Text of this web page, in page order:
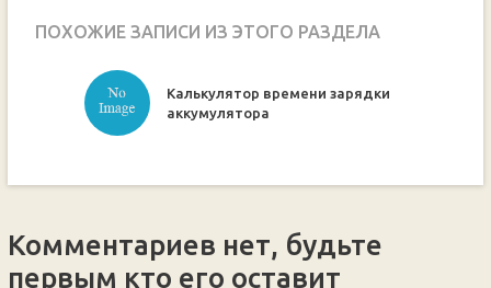
ПОХОЖИЕ ЗАПИСИ ИЗ ЭТОГО РАЗДЕЛА
Калькулятор времени зарядки
аккумулятора
Комментариев нет, будьте
первым кто его оставит